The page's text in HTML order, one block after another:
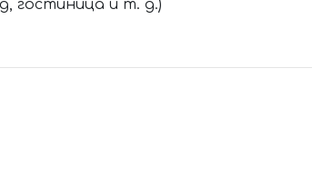
гостиница и т. д.)